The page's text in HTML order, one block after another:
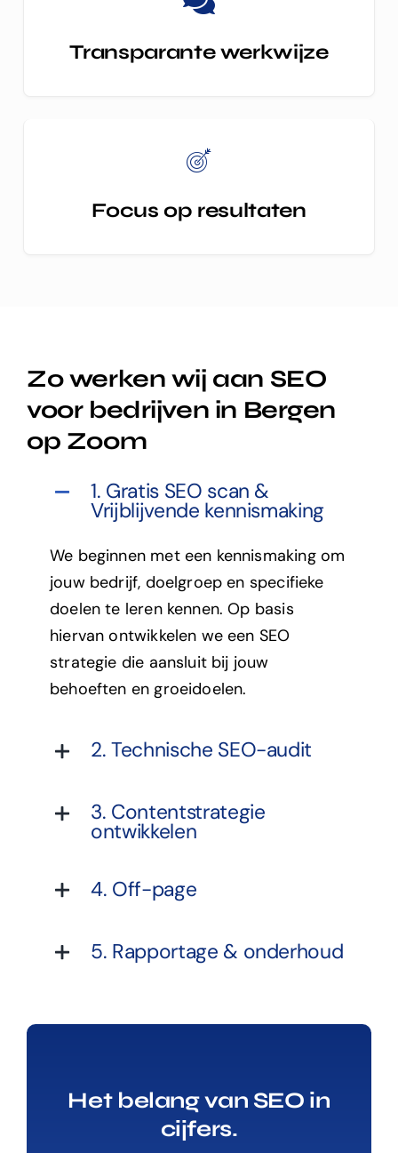
Transparante werkwijze
Focus op resultaten
Zo werken wij aan SEO
voor bedrijven in Bergen
op Zoom
1. Gratis SEO scan &
Vrijblijvende kennismaking
We beginnen met een kennismaking om
jouw bedrijf, doelgroep en specifieke
doelen te leren kennen. Op basis
hiervan ontwikkelen we een SEO
strategie die aansluit bij jouw
behoeften en groeidoelen.
2. Technische SEO-audit
3. Contentstrategie
ontwikkelen
4. Off-page
5. Rapportage & onderhoud
Het belang van SEO in
cijfers.